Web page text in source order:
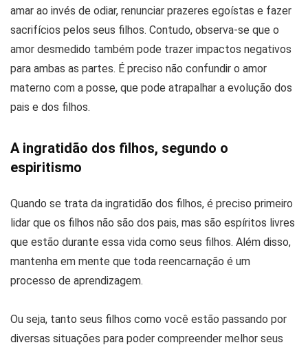
amar ao invés de odiar, renunciar prazeres egoístas e fazer
sacrifícios pelos seus filhos. Contudo, observa-se que o
amor desmedido também pode trazer impactos negativos
para ambas as partes. É preciso não confundir o amor
materno com a posse, que pode atrapalhar a evolução dos
pais e dos filhos.
A ingratidão dos filhos, segundo o
espiritismo
Quando se trata da ingratidão dos filhos, é preciso primeiro
lidar que os filhos não são dos pais, mas são espíritos livres
que estão durante essa vida como seus filhos. Além disso,
mantenha em mente que toda reencarnação é um
processo de aprendizagem.
Ou seja, tanto seus filhos como você estão passando por
diversas situações para poder compreender melhor seus